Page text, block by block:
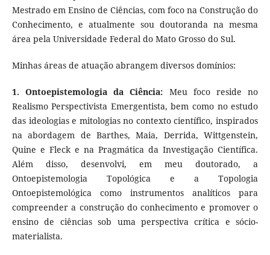
Mestrado em Ensino de Ciências, com foco na Construção do
Conhecimento, e atualmente sou doutoranda na mesma
área pela Universidade Federal do Mato Grosso do Sul.
Minhas áreas de atuação abrangem diversos domínios:
1. Ontoepistemologia da Ciência: Meu foco reside no
Realismo Perspectivista Emergentista, bem como no estudo
das ideologias e mitologias no contexto científico, inspirados
na abordagem de Barthes, Maia, Derrida, Wittgenstein,
Quine e Fleck e na Pragmática da Investigação Científica.
Além disso, desenvolvi, em meu doutorado, a
Ontoepistemologia Topológica e a Topologia
Ontoepistemológica como instrumentos analíticos para
compreender a construção do conhecimento e promover o
ensino de ciências sob uma perspectiva crítica e sócio-
materialista.